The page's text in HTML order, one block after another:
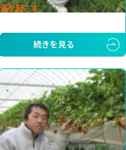
渦を起こす
続きを見る